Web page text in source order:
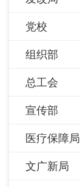
党校
组织部
总工会
宣传部
医疗保障局
文广新局